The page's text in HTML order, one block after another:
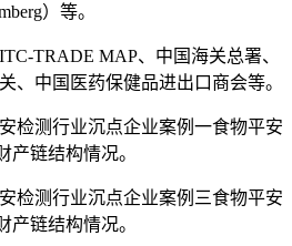
）等。
TRADE MAP、中国海关总署、
、中国医药保健品进出口商会等。
测行业沉点企业案例一食物平安
产链结构情况。
测行业沉点企业案例三食物平安
产链结构情况。